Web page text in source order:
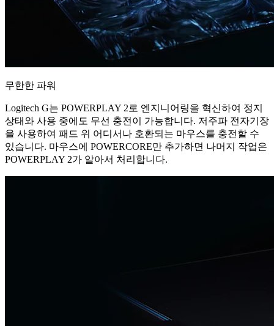
무한한 파워
Logitech G는 POWERPLAY 2로 엔지니어링을 혁신하여 정지
상태와 사용 중에도 무선 충전이 가능합니다. 저주파 전자기장
을 사용하여 패드 위 어디서나 호환되는 마우스를 충전할 수
있습니다. 마우스에 POWERCORE만 추가하면 나머지 작업은
POWERPLAY 2가 알아서 처리합니다.